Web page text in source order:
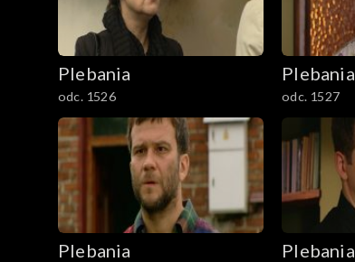
Plebania
odc. 1526
Plebania
odc. 1527
Plebania Plebania